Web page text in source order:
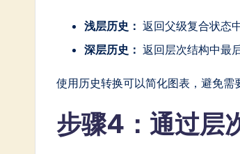
浅层历史： 返回父级复合状态
深层历史： 返回层次结构中最
使用历史转换可以简化图表，避免需
步骤4：通过层